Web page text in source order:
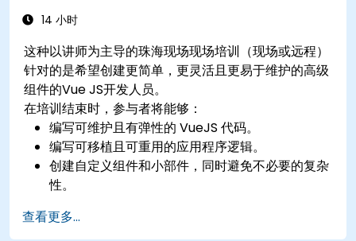
14 小时
这种以讲师为主导的珠海现场现场培训（现场或远程）
针对的是希望创建更简单，更灵活且更易于维护的高级
组件的Vue JS开发人员。
在培训结束时，参与者将能够：
编写可维护且有弹性的 VueJS 代码。
编写可移植且可重用的应用程序逻辑。
创建自定义组件和小部件，同时避免不必要的复杂
性。
查看更多...